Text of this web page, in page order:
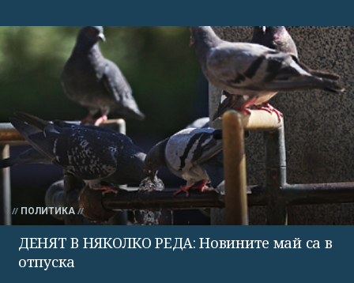
ПОЛИТИКА
ДЕНЯТ В НЯКОЛКО РЕДА: Новините май са в
отпуска